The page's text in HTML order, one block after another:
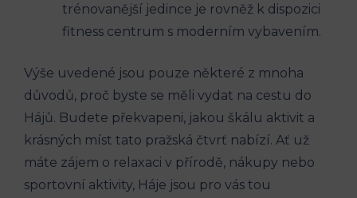
trénovanější ‍jedince je rovněž k dispozici⁢
fitness⁢ centrum s moderním vybavením.
Výše uvedené ​jsou ‍pouze některé ‌z mnoha
důvodů, proč byste ⁣se měli vydat na ⁣cestu​ do
Hájů. Budete překvapeni,‌ jakou škálu⁢ aktivit⁣ a
krásných míst⁤ tato pražská ‍čtvrť ‌nabízí. Ať už
máte zájem o ⁢relaxaci v přírodě,⁤ nákupy nebo
sportovní aktivity, Háje jsou pro vás ⁢tou